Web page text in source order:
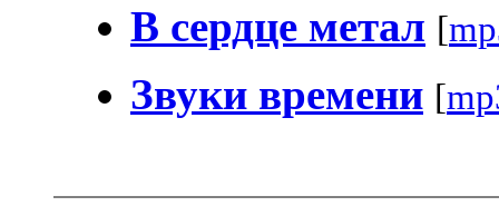
В сердце метал [
Звуки времени [